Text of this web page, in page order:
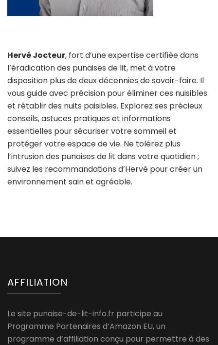
Hervé Jocteur, fort d’une expertise certifiée dans
l’éradication des punaises de lit, met à votre
disposition plus de deux décennies de savoir-faire. Il
vous guide avec précision pour éliminer ces nuisibles
et rétablir des nuits paisibles. Explorez ses précieux
conseils, astuces pratiques et informations
essentielles pour sécuriser votre sommeil et
protéger votre espace de vie. Ne tolérez plus
l’intrusion des punaises de lit dans votre quotidien ;
suivez les recommandations d’Hervé pour créer un
environnement sain et agréable.
AFFILIATION
Le site punaise-de-lit-info.fr participe au
Programme Partenaires d’Amazon EU, un
programme d’affiliation conçu pour permettre à des